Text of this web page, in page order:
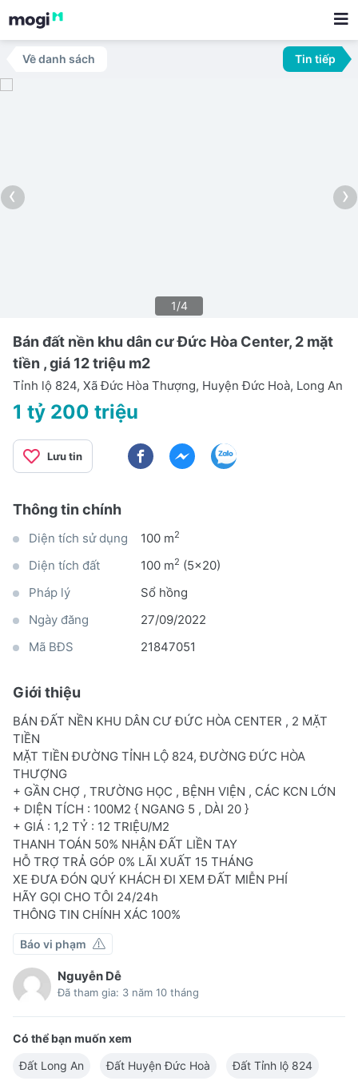
Về danh sách Tin tiếp
‹ ›
1/4
Bán đất nền khu dân cư Đức Hòa Center, 2 mặt
tiền , giá 12 triệu m2
Tỉnh lộ 824, Xã Đức Hòa Thượng, Huyện Đức Hoà, Long An
1 tỷ 200 triệu
Lưu tin
Thông tin chính
Diện tích sử dụng 100 m2
Diện tích đất 100 m2 (5x20)
Pháp lý
Sổ hồng
Ngày đăng
27/09/2022
Mã BĐS
21847051
Giới thiệu
BÁN ĐẤT NỀN KHU DÂN CƯ ĐỨC HÒA CENTER , 2 MẶT
TIỀN
MẶT TIỀN ĐƯỜNG TỈNH LỘ 824, ĐƯỜNG ĐỨC HÒA
THƯỢNG
+ GẦN CHỢ , TRƯỜNG HỌC , BỆNH VIỆN , CÁC KCN LỚN
+ DIỆN TÍCH : 100M2 { NGANG 5 , DÀI 20 }
+ GIÁ : 1,2 TỶ : 12 TRIỆU/M2
THANH TOÁN 50% NHẬN ĐẤT LIỀN TAY
HỖ TRỢ TRẢ GÓP 0% LÃI XUẤT 15 THÁNG
XE ĐƯA ĐÓN QUÝ KHÁCH ĐI XEM ĐẤT MIỄN PHÍ
HÃY GỌI CHO TÔI 24/24h
THÔNG TIN CHÍNH XÁC 100%
Báo vi phạm
Nguyễn Dễ
Đã tham gia: 3 năm 10 tháng
Có thể bạn muốn xem
Đất Long An
Đất Huyện Đức Hoà Đất Tỉnh lộ 824